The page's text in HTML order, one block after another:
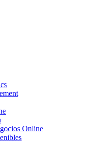
Online